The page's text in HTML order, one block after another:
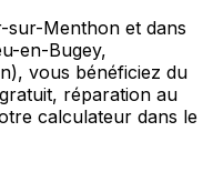
sur-Menthon et dans
en-Bugey,
vous bénéficiez du
réparation au
calculateur dans le